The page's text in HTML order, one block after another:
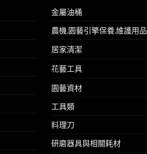
金屬油桶
農機.園藝引擎保養.維護用品
居家清潔
花藝工具
園藝資材
工具類
料理刀
研磨器具與相關耗材